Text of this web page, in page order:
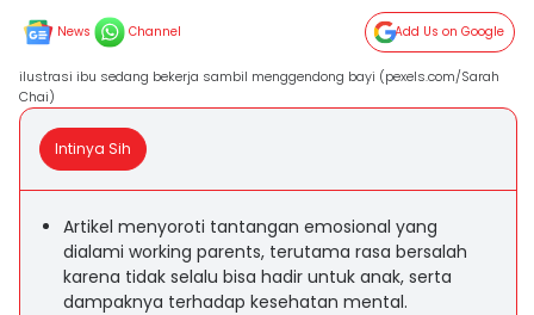
News Channel Add Us on Google
ilustrasi ibu sedang bekerja sambil menggendong bayi (pexels.com/Sarah
Chai)
Intinya Sih
Artikel menyoroti tantangan emosional yang
dialami working parents, terutama rasa bersalah
karena tidak selalu bisa hadir untuk anak, serta
dampaknya terhadap kesehatan mental.